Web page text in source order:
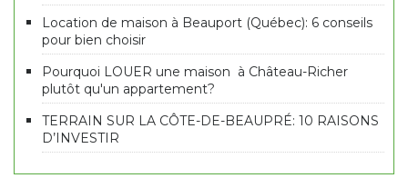
Location de maison à Beauport (Québec): 6 conseils
pour bien choisir
Pourquoi LOUER une maison à Château-Richer
plutôt qu'un appartement?
TERRAIN SUR LA CÔTE-DE-BEAUPRÉ: 10 RAISONS
D’INVESTIR